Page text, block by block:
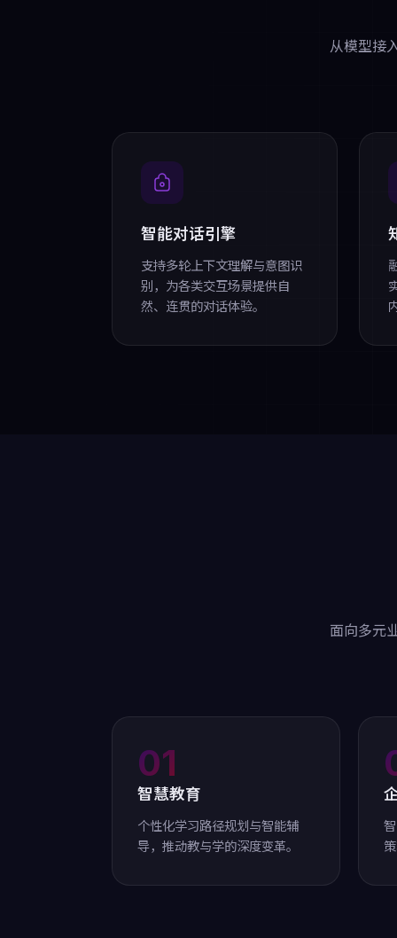
从模型接
智能对话引擎
支持多轮上下文理解与意图识
别，为各类交互场景提供自
然、连贯的对话体验。
面向多元
01
智慧教育
个性化学习路径规划与智能辅
导，推动教与学的深度变革。